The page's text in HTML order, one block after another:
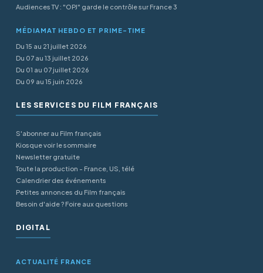
Audiences TV : "OPJ" garde le contrôle sur France 3
MÉDIAMAT HEBDO ET PRIME-TIME
Du 15 au 21 juillet 2026
Du 07 au 13 juillet 2026
Du 01 au 07 juillet 2026
Du 09 au 15 juin 2026
LES SERVICES DU FILM FRANÇAIS
S'abonner au Film français
Kiosque voir le sommaire
Newsletter gratuite
Toute la production - France, US, télé
Calendrier des événements
Petites annonces du Film français
Besoin d'aide ? Foire aux questions
DIGITAL
ACTUALITÉ FRANCE